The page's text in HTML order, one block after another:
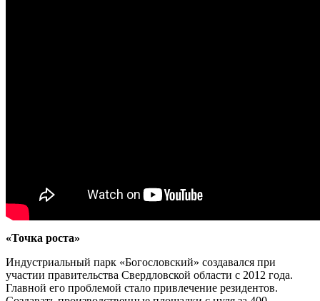
«Точка роста»
Индустриальный парк «Богословский» создавался при
участии правительства Свердловской области с 2012 года.
Главной его проблемой стало привлечение резидентов.